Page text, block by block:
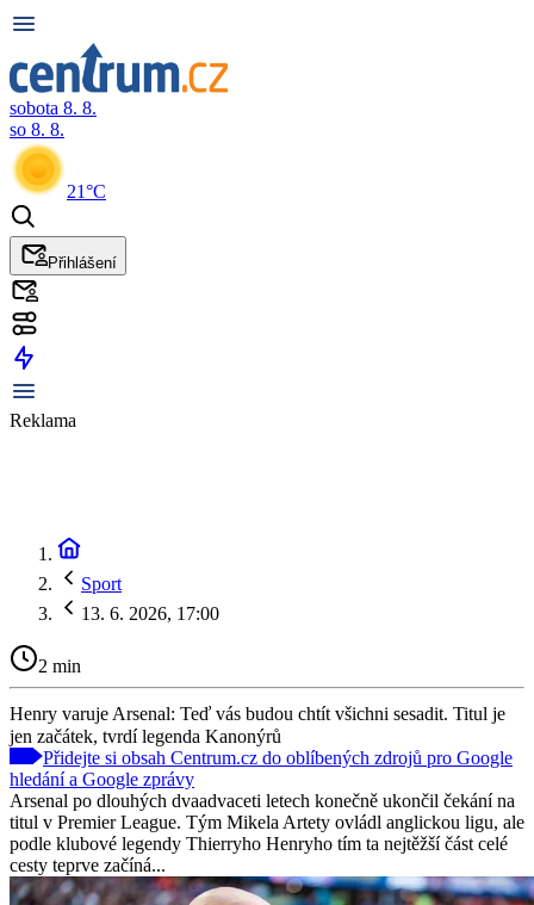
sobota 8. 8.
so 8. 8.
21°C
Přihlášení
Reklama
Sport
13. 6. 2026, 17:00
2 min
Henry varuje Arsenal: Teď vás budou chtít všichni sesadit. Titul je
jen začátek, tvrdí legenda Kanonýrů
Přidejte si obsah Centrum.cz do oblíbených zdrojů pro Google
hledání a Google zprávy
Arsenal po dlouhých dvaadvaceti letech konečně ukončil čekání na
titul v Premier League. Tým Mikela Artety ovládl anglickou ligu, ale
podle klubové legendy Thierryho Henryho tím ta nejtěžší část celé
cesty teprve začíná...